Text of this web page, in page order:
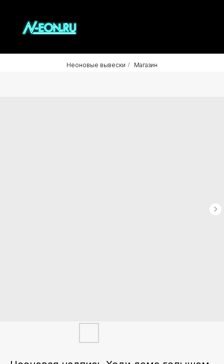
Неоновые вывески / Магазин